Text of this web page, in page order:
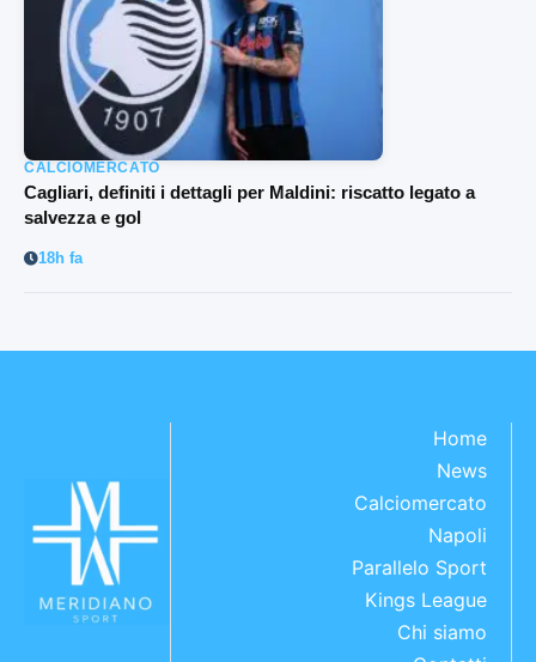
CALCIOMERCATO
Cagliari, definiti i dettagli per Maldini: riscatto legato a
salvezza e gol
18h fa
Home
News
Calciomercato
Napoli
Parallelo Sport
Kings League
Chi siamo